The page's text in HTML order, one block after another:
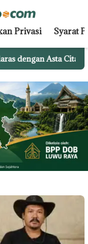
Privasi Syarat
Asta Cita